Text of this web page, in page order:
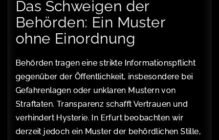
Das Schweigen der
Behörden: Ein Muster
ohne Einordnung
Behörden tragen eine strikte Informationspflicht
gegenüber der Öffentlichkeit, insbesondere bei
Gefahrenlagen oder unklaren Mustern von
Straftaten. Transparenz schafft Vertrauen und
verhindert Hysterie. In Erfurt beobachten wir
derzeit jedoch ein Muster der behördlichen Stille,